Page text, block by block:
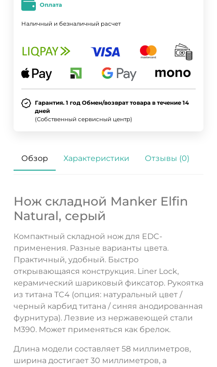
Оплата
Наличный и безналичный расчет
Гарантия. 1 год Обмен/возврат товара в течение 14
дней
(Собственный сервисный центр)
Обзор Характеристики Отзывы (0)
Нож складной Manker Elfin
Natural, серый
Компактный складной нож для EDC-
применения. Разные варианты цвета.
Практичный, удобный. Быстро
открывающаяся конструкция. Liner Lock,
керамический шариковый фиксатор. Рукоятка
из титана TC4 (опция: натуральный цвет /
черный карбид титана / синяя анодированная
фурнитура). Лезвие из нержавеющей стали
M390. Может применяться как брелок.
Длина модели составляет 58 миллиметров,
ширина достигает 30 миллиметров, а
ДА НЕТ